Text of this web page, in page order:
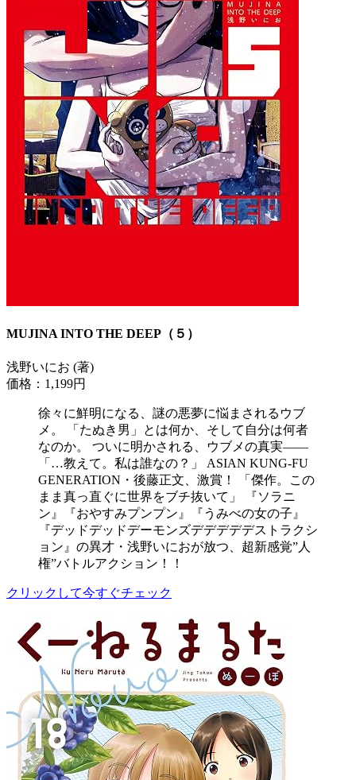
MUJINA INTO THE DEEP（５）
浅野いにお (著)
価格：1,199円
徐々に鮮明になる、謎の悪夢に悩まされるウブ
メ。 「たぬき男」とは何か、そして自分は何者
なのか。 ついに明かされる、ウブメの真実――
「…教えて。私は誰なの？」 ASIAN KUNG-FU
GENERATION・後藤正文、激賞！ 「傑作。この
まま真っ直ぐに世界をブチ抜いて」 『ソラニ
ン』『おやすみプンプン』『うみべの女の子』
『デッドデッドデーモンズデデデデデストラクシ
ョン』の異才・浅野いにおが放つ、超新感覚”人
権”バトルアクション！！
クリックして今すぐチェック